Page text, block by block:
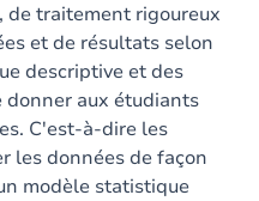
de traitement rigoureux
et de résultats selon
descriptive et des
aux étudiants
C'est-à-dire les
les données de façon
modèle statistique